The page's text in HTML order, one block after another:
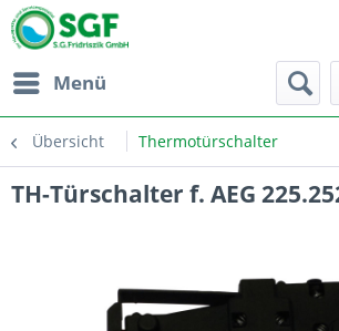
Menü
Übersicht Thermotürschalter
TH-Türschalter f. AEG